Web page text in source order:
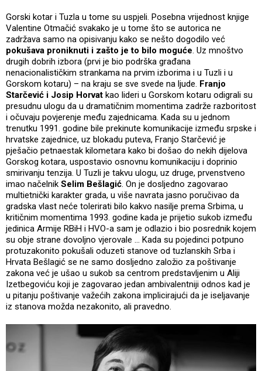
Gorski kotar i Tuzla u tome su uspjeli. Posebna vrijednost knjige
Valentine Otmačić svakako je u tome što se autorica ne
zadržava samo na opisivanju kako se nešto dogodilo već
pokušava proniknuti i zašto je to bilo moguće. Uz mnoštvo
drugih dobrih izbora (prvi je bio podrška građana
nenacionalističkim strankama na prvim izborima i u Tuzli i u
Gorskom kotaru) – na kraju se sve svede na ljude. Franjo
Starčević i Josip Horvat kao lideri u Gorskom kotaru odigrali su
presudnu ulogu da u dramatičnim momentima zadrže razboritost
i očuvaju povjerenje među zajednicama. Kada su u jednom
trenutku 1991. godine bile prekinute komunikacije između srpske i
hrvatske zajednice, uz blokadu puteva, Franjo Starčević je
pješačio petnaestak kilometara kako bi došao do nekih dijelova
Gorskog kotara, uspostavio osnovnu komunikaciju i doprinio
smirivanju tenzija. U Tuzli je takvu ulogu, uz druge, prvenstveno
imao načelnik Selim Bešlagić. On je dosljedno zagovarao
multietnički karakter grada, u više navrata jasno poručivao da
gradska vlast neće tolerirati bilo kakvo nasilje prema Srbima, u
kritičnim momentima 1993. godine kada je prijetio sukob između
jedinica Armije RBiH i HVO-a sam je odlazio i bio posrednik kojem
su obje strane dovoljno vjerovale … Kada su pojedinci potpuno
protuzakonito pokušali oduzeti stanove od tuzlanskih Srba i
Hrvata Bešlagić se ne samo dosljedno založio za poštivanje
zakona već je ušao u sukob sa centrom predstavljenim u Aliji
Izetbegoviću koji je zagovarao jedan ambivalentniji odnos kad je
u pitanju poštivanje važećih zakona implicirajući da je iseljavanje
iz stanova možda nezakonito, ali pravedno.